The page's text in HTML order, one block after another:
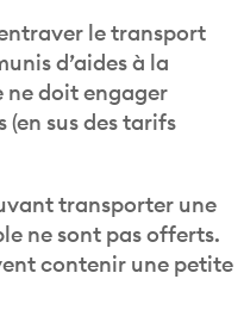
le transport
d’aides à la
ne doit engager
sus des tarifs
transporter une
ne sont pas offerts.
contenir une petite